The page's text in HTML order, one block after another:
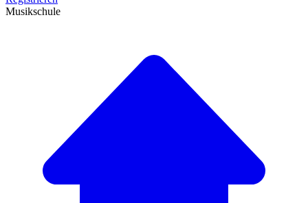
Musikschule